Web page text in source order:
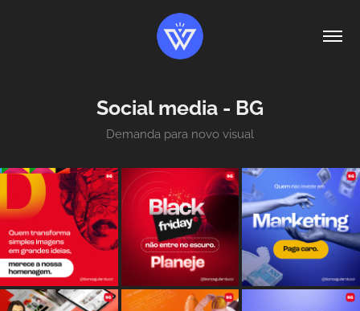
Social media - BG
Demanda para novo visual